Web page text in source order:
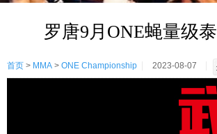
罗唐9月ONE蝇量级
首页 > MMA > ONE Championship 2023-08-07